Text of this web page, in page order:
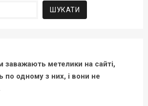
заважають метелики на сайті,
по одному з них, і вони не